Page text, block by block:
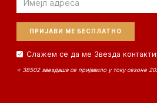
Слажем се да ме Звезда
⭐ 38502 звездаша се пријавило у току сезоне